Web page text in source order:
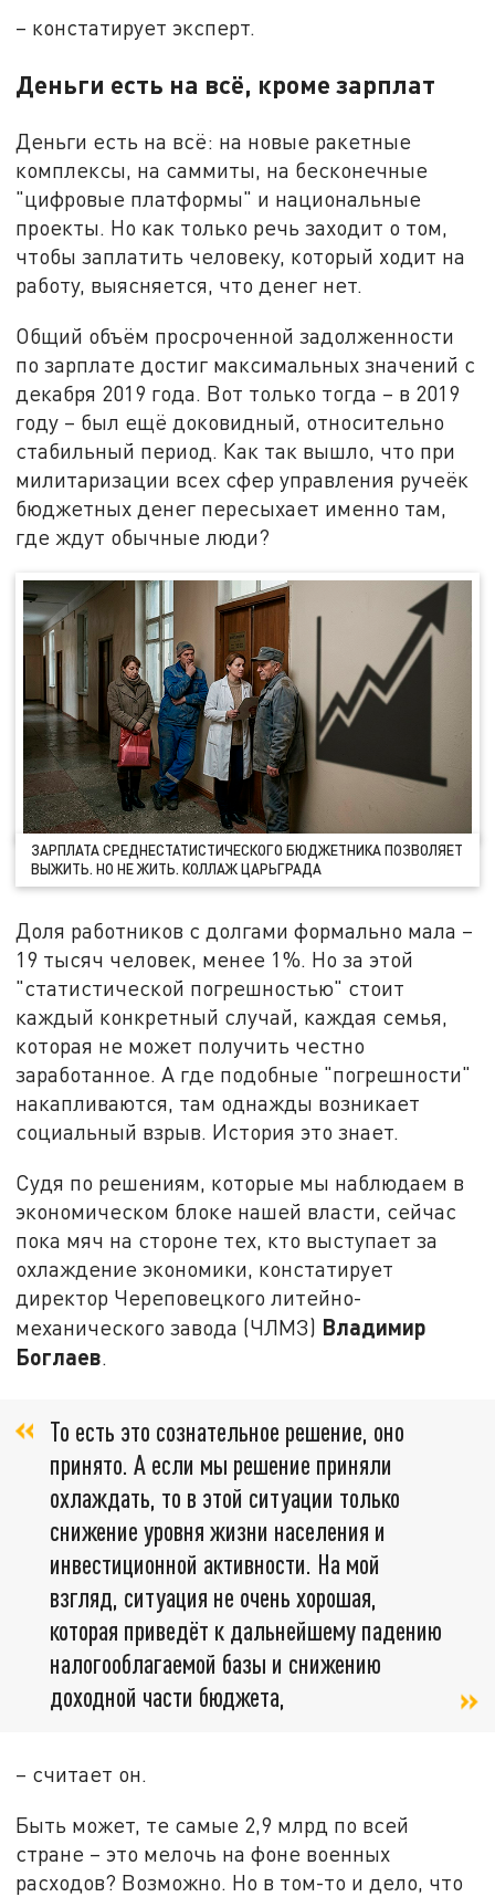
– констатирует эксперт.
Деньги есть на всё, кроме зарплат
Деньги есть на всё: на новые ракетные
комплексы, на саммиты, на бесконечные
"цифровые платформы" и национальные
проекты. Но как только речь заходит о том,
чтобы заплатить человеку, который ходит на
работу, выясняется, что денег нет.
Общий объём просроченной задолженности
по зарплате достиг максимальных значений с
декабря 2019 года. Вот только тогда – в 2019
году – был ещё доковидный, относительно
стабильный период. Как так вышло, что при
милитаризации всех сфер управления ручеёк
бюджетных денег пересыхает именно там,
где ждут обычные люди?
ЗАРПЛАТА СРЕДНЕСТАТИСТИЧЕСКОГО БЮДЖЕТНИКА ПОЗВОЛЯЕТ
ВЫЖИТЬ. НО НЕ ЖИТЬ. КОЛЛАЖ ЦАРЬГРАДА
Доля работников с долгами формально мала –
19 тысяч человек, менее 1%. Но за этой
"статистической погрешностью" стоит
каждый конкретный случай, каждая семья,
которая не может получить честно
заработанное. А где подобные "погрешности"
накапливаются, там однажды возникает
социальный взрыв. История это знает.
Судя по решениям, которые мы наблюдаем в
экономическом блоке нашей власти, сейчас
пока мяч на стороне тех, кто выступает за
охлаждение экономики, констатирует
директор Череповецкого литейно-
механического завода (ЧЛМЗ) Владимир
Боглаев.
То есть это сознательное решение, оно
принято. А если мы решение приняли
охлаждать, то в этой ситуации только
снижение уровня жизни населения и
инвестиционной активности. На мой
взгляд, ситуация не очень хорошая,
которая приведёт к дальнейшему падению
налогооблагаемой базы и снижению
доходной части бюджета,
– считает он.
Быть может, те самые 2,9 млрд по всей
стране – это мелочь на фоне военных
расходов? Возможно. Но в том-то и дело, что